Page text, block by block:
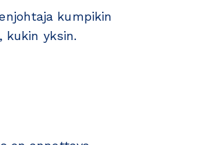
kumpikin
kukin yksin.